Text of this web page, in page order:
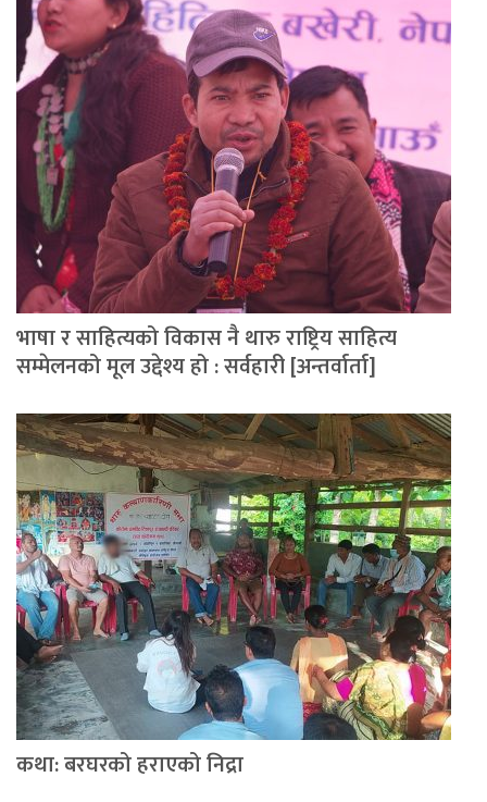
भाषा र साहित्यको विकास नै थारु राष्ट्रिय साहित्य
सम्मेलनको मूल उद्देश्य हो : सर्वहारी [अन्तर्वार्ता]
कथा: बरघरको हराएको निद्रा